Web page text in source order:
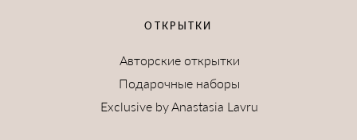
ОТКРЫТКИ
Авторские открытки
Подарочные наборы
Exclusive by Anastasia Lavru